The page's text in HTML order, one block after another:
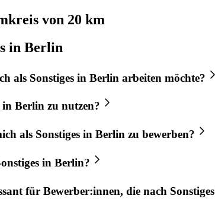
von 20 km
in Berlin
als Sonstiges in Berlin arbeiten möchte?
in Berlin zu nutzen?
als Sonstiges in Berlin zu bewerben?
in Berlin?
für Bewerber:innen, die nach Sonstiges